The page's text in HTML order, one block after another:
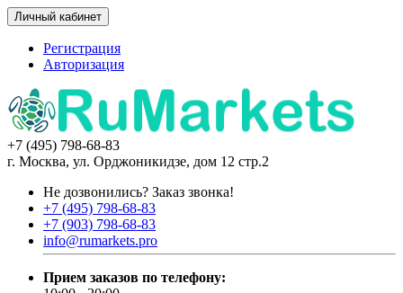
Личный кабинет
Регистрация
Авторизация
+7 (495) 798-68-83
г. Москва, ул. Орджоникидзе, дом 12 стр.2
Не дозвонились? Заказ звонка!
+7 (495) 798-68-83
+7 (903) 798-68-83
info@rumarkets.pro
Прием заказов по телефону: